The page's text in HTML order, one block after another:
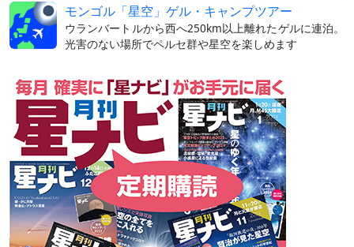
モンゴル「星空」ゲル・キャンプツアー
ウランバートルから西へ250km以上離れたゲルに連泊。
光害のない場所でペルセ群や星空を楽しめます